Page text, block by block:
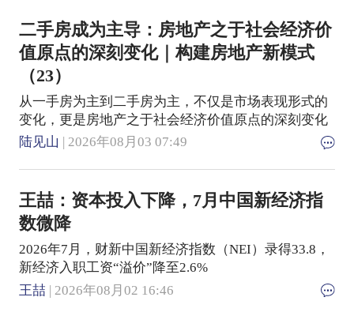
二手房成为主导：房地产之于社会经济价
值原点的深刻变化｜构建房地产新模式
（23）
从一手房为主到二手房为主，不仅是市场表现形式的
变化，更是房地产之于社会经济价值原点的深刻变化
陆见山 | 2026年08月03 07:49
王喆：资本投入下降，7月中国新经济指
数微降
2026年7月，财新中国新经济指数（NEI）录得33.8，
新经济入职工资“溢价”降至2.6%
王喆 | 2026年08月02 16:46